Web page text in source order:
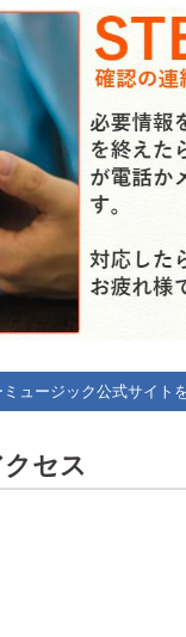
ミュージック公式サイト
セス